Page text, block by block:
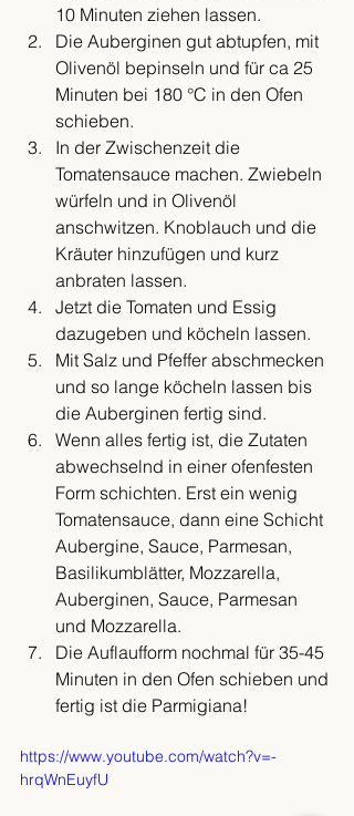
10 Minuten ziehen lassen.
Die Auberginen gut abtupfen, mit
Olivenöl bepinseln und für ca 25
Minuten bei 180 °C in den Ofen
schieben.
In der Zwischenzeit die
Tomatensauce machen. Zwiebeln
würfeln und in Olivenöl
anschwitzen. Knoblauch und die
Kräuter hinzufügen und kurz
anbraten lassen.
Jetzt die Tomaten und Essig
dazugeben und köcheln lassen.
Mit Salz und Pfeffer abschmecken
und so lange köcheln lassen bis
die Auberginen fertig sind.
Wenn alles fertig ist, die Zutaten
abwechselnd in einer ofenfesten
Form schichten. Erst ein wenig
Tomatensauce, dann eine Schicht
Aubergine, Sauce, Parmesan,
Basilikumblätter, Mozzarella,
Auberginen, Sauce, Parmesan
und Mozzarella.
Die Auflaufform nochmal für 35-45
Minuten in den Ofen schieben und
fertig ist die Parmigiana!
https://www.youtube.com/watch?v=-
hrqWnEuyfU